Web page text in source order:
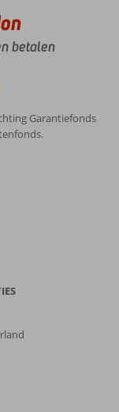
betalen
Garantiefonds